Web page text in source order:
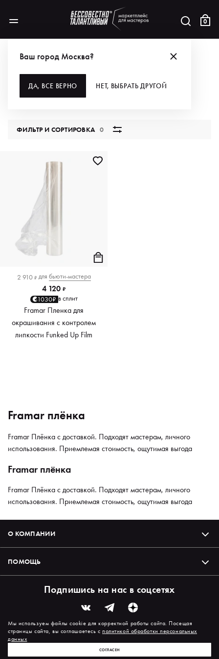
0
Ваш город Москва?
ДА, ВСЕ ВЕРНО НЕТ, ВЫБРАТЬ ДРУГОЙ
ПЛЁНКА
ФИЛЬТР И СОРТИРОВКА0
2 910 ₽ для бьюти-мастера
4 120 ₽
1030₽ в сплит
Framar Пленка для
окрашивания с контролем
липкости Funked Up Film
Framar плёнка
Framar Плёнка с доставкой. Подходят мастерам, личного
использования. Приемлемая стоимость, ощутимая выгода
Framar плёнка
Framar Плёнка с доставкой. Подходят мастерам, личного
использования. Приемлемая стоимость, ощутимая выгода
О КОМПАНИИ
ПОМОЩЬ
Подпишись на нас в соцсетях
Мы используем файлы cookie для корректной работы сайта. Посещая
страницы сайта, вы соглашаетесь сполитикой обработки персональных
данных
СОГЛАСЕН